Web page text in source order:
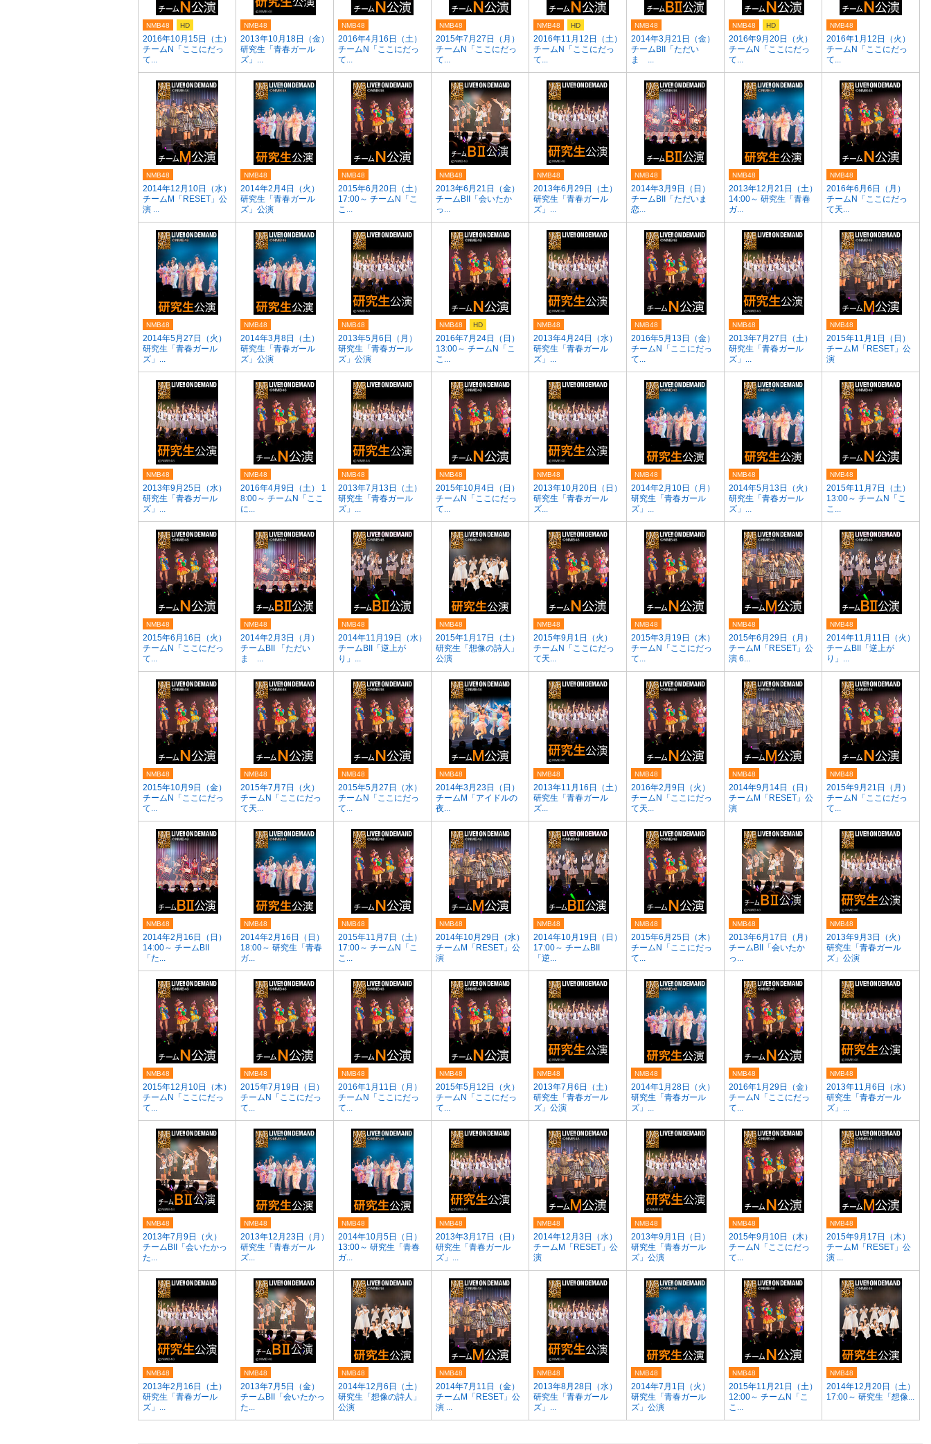
2016年10月15日（土）
チームN「ここにだっ
て...
NMB48 HD
2013年10月18日（金）
研究生「青春ガール
ズ」...
NMB48
2016年4月16日（土）
チームN「ここにだっ
て...
NMB48
2015年7月27日（月）
チームN「ここにだっ
て...
NMB48
2016年11月12日（土）
チームN「ここにだっ
て...
NMB48 HD
2014年3月21日（金）
チームBII「ただい
ま ...
NMB48
2016年9月20日（火）
チームN「ここにだっ
て...
NMB48 HD
2016年1月12日（火）
チームN「ここにだっ
て...
NMB48
2014年12月10日（水）
チームM「RESET」公
演 ...
NMB48
2014年2月4日（火）
研究生「青春ガール
ズ」公演
NMB48
2015年6月20日（土）
17:00～ チームN「こ
こ...
NMB48
2013年6月21日（金）
チームBII「会いたか
っ...
NMB48
2013年6月29日（土）
研究生「青春ガール
ズ」...
NMB48
2014年3月9日（日）
チームBII「ただいま
恋...
NMB48
2013年12月21日（土）
14:00～ 研究生「青春
ガ...
NMB48
2016年6月6日（月）
チームN「ここにだっ
て天...
NMB48
2014年5月27日（火）
研究生「青春ガール
ズ」...
NMB48
2014年3月8日（土）
研究生「青春ガール
ズ」公演
NMB48
2013年5月6日（月）
研究生「青春ガール
ズ」公演
NMB48
2016年7月24日（日）
13:00～ チームN「こ
こ...
NMB48 HD
2013年4月24日（水）
研究生「青春ガール
ズ」...
NMB48
2016年5月13日（金）
チームN「ここにだっ
て...
NMB48
2013年7月27日（土）
研究生「青春ガール
ズ」...
NMB48
2015年11月1日（日）
チームM「RESET」公
演
NMB48
2013年9月25日（水）
研究生「青春ガール
ズ」...
NMB48
2016年4月9日（土） 1
8:00～ チームN「ここ
に...
NMB48
2013年7月13日（土）
研究生「青春ガール
ズ」...
NMB48
2015年10月4日（日）
チームN「ここにだっ
て...
NMB48
2013年10月20日（日）
研究生「青春ガール
ズ...
NMB48
2014年2月10日（月）
研究生「青春ガール
ズ」...
NMB48
2014年5月13日（火）
研究生「青春ガール
ズ」...
NMB48
2015年11月7日（土）
13:00～ チームN「こ
こ...
NMB48
2015年6月16日（火）
チームN「ここにだっ
て...
NMB48
2014年2月3日（月）
チームBII 「ただい
ま ...
NMB48
2014年11月19日（水）
チームBII「逆上が
り」...
NMB48
2015年1月17日（土）
研究生「想像の詩人」
公演
NMB48
2015年9月1日（火）
チームN「ここにだっ
て天...
NMB48
2015年3月19日（木）
チームN「ここにだっ
て...
NMB48
2015年6月29日（月）
チームM「RESET」公
演 6...
NMB48
2014年11月11日（火）
チームBII「逆上が
り」...
NMB48
2015年10月9日（金）
チームN「ここにだっ
て...
NMB48
2015年7月7日（火）
チームN「ここにだっ
て天...
NMB48
2015年5月27日（水）
チームN「ここにだっ
て...
NMB48
2014年3月23日（日）
チームM「アイドルの
夜...
NMB48
2013年11月16日（土）
研究生「青春ガール
ズ...
NMB48
2016年2月9日（火）
チームN「ここにだっ
て天...
NMB48
2014年9月14日（日）
チームM「RESET」公
演
NMB48
2015年9月21日（月）
チームN「ここにだっ
て...
NMB48
2014年2月16日（日）
14:00～ チームBII
「た...
NMB48
2014年2月16日（日）
18:00～ 研究生「青春
ガ...
NMB48
2015年11月7日（土）
17:00～ チームN「こ
こ...
NMB48
2014年10月29日（水）
チームM「RESET」公
演
NMB48
2014年10月19日（日）
17:00～ チームBII
「逆...
NMB48
2015年6月25日（木）
チームN「ここにだっ
て...
NMB48
2013年6月17日（月）
チームBII「会いたか
っ...
NMB48
2013年9月3日（火）
研究生「青春ガール
ズ」公演
NMB48
2015年12月10日（木）
チームN「ここにだっ
て...
NMB48
2015年7月19日（日）
チームN「ここにだっ
て...
NMB48
2016年1月11日（月）
チームN「ここにだっ
て...
NMB48
2015年5月12日（火）
チームN「ここにだっ
て...
NMB48
2013年7月6日（土）
研究生「青春ガール
ズ」公演
NMB48
2014年1月28日（火）
研究生「青春ガール
ズ」...
NMB48
2016年1月29日（金）
チームN「ここにだっ
て...
NMB48
2013年11月6日（水）
研究生「青春ガール
ズ」...
NMB48
2013年7月9日（火）
チームBII「会いたかっ
た...
NMB48
2013年12月23日（月）
研究生「青春ガール
ズ...
NMB48
2014年10月5日（日）
13:00～ 研究生「青春
ガ...
NMB48
2013年3月17日（日）
研究生「青春ガール
ズ」...
NMB48
2014年12月3日（水）
チームM「RESET」公
演
NMB48
2013年9月1日（日）
研究生「青春ガール
ズ」公演
NMB48
2015年9月10日（木）
チームN「ここにだっ
て...
NMB48
2015年9月17日（木）
チームM「RESET」公
演 ...
NMB48
2013年2月16日（土）
研究生「青春ガール
ズ」...
NMB48
2013年7月5日（金）
チームBII「会いたかっ
た...
NMB48
2014年12月6日（土）
研究生「想像の詩人」
公演
NMB48
2014年7月11日（金）
チームM「RESET」公
演 ...
NMB48
2013年8月28日（水）
研究生「青春ガール
ズ」...
NMB48
2014年7月1日（火）
研究生「青春ガール
ズ」公演
NMB48
2015年11月21日（土）
12:00～ チームN「こ
こ...
NMB48
2014年12月20日（土）
17:00～ 研究生「想像...
NMB48